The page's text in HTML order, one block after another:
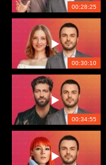
00:28:25
00:30:10
00:34:55